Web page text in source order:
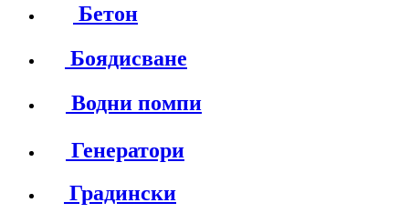
Бетон
Боядисване
Водни помпи
Генератори
Градински